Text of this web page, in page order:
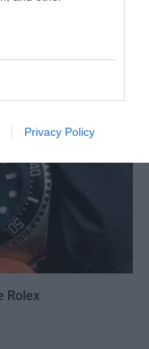
Privacy Policy
appartamenti
Rolex